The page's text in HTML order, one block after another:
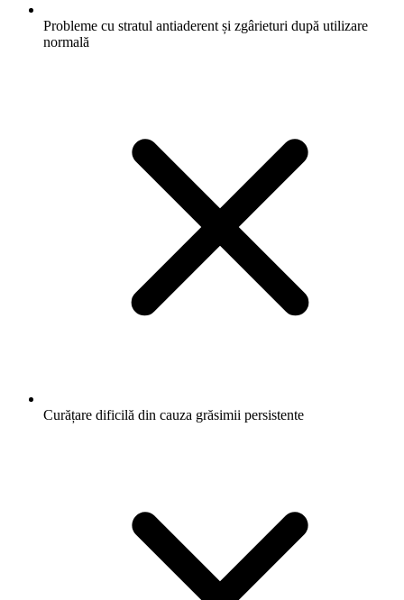
Probleme cu stratul antiaderent și zgârieturi după utilizare
normală
Curățare dificilă din cauza grăsimii persistente